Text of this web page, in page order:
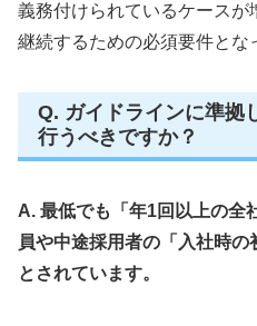
義務付けられているケース
継続するための必須要件とな
Q. ガイドラインに準拠
行うべきですか？
A. 最低でも「年1回以上の全
員や中途採用者の「入社時
とされています。